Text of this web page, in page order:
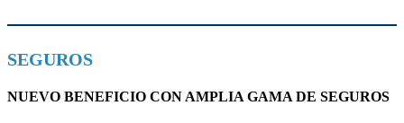
SEGUROS
NUEVO BENEFICIO CON AMPLIA GAMA DE SEGUROS